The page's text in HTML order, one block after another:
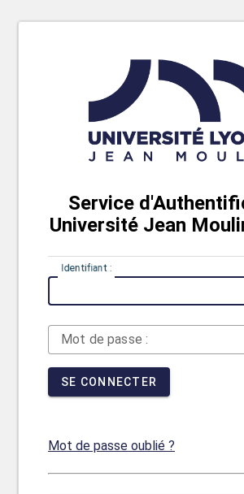
Service
Université Jean
Identifiant :
Mot de passe :
SE CONNECTER
Mot de passe oublié ?